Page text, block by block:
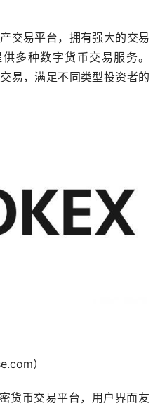
交易平台，拥有强大的交易
多种数字货币交易服务。
易，满足不同类型投资者的
）
货币交易平台，用户界面友